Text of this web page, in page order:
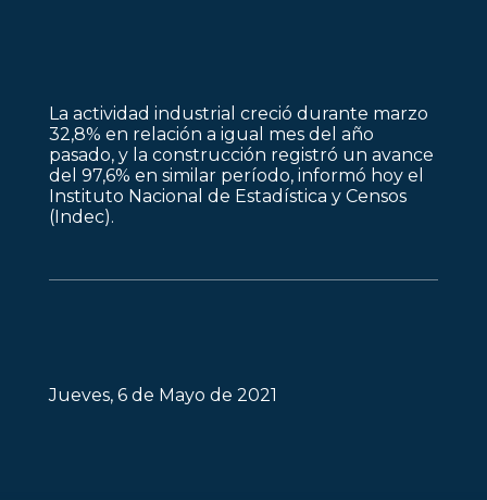
La actividad industrial creció durante marzo
32,8% en relación a igual mes del año
pasado, y la construcción registró un avance
del 97,6% en similar período, informó hoy el
Instituto Nacional de Estadística y Censos
(Indec).
Jueves, 6 de Mayo de 2021